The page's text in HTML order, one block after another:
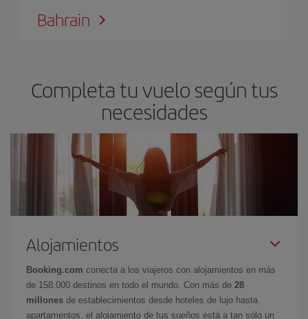
Bahrain
Completa tu vuelo según tus
necesidades
Alojamientos
Booking.com conecta a los viajeros con alojamientos en más
de 158.000 destinos en todo el mundo. Con más de 28
millones de establecimientos desde hoteles de lujo hasta
apartamentos, el alojamiento de tus sueños está a tan sólo un